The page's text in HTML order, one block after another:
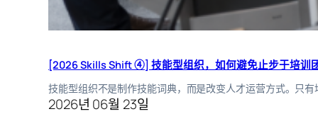
[2026 Skills Shift ④] 技能型组织，如何避免止步于培训
技能型组织不是制作技能词典，而是改变人才运营方式。只
2026년 06월 23일